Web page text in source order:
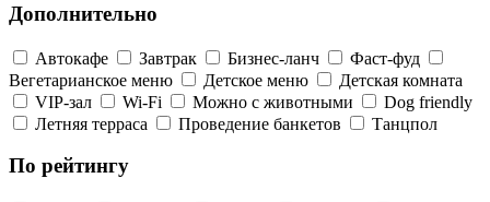
Дополнительно
Автокафе Завтрак Бизнес-ланч
Фаст-фуд
Вегетарианское меню
Детское меню
Детская комната
VIP-зал
Wi-Fi Можно с животными
Dog friendly
Летняя терраса
Проведение банкетов Танцпол
По рейтингу